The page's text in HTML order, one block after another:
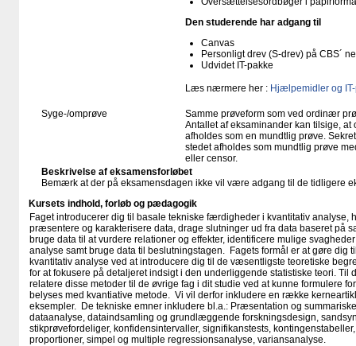
Den studerende har adgang til
Canvas
Personligt drev (S-drev) på CBS´
Udvidet IT-pakke
Læs nærmere her : Hjælpemidler og
Syge-/omprøve
Samme prøveform som ved ordinær
Antallet af eksaminander kan tilsige,
afholdes som en mundtlig prøve.
stedet afholdes som mundtlig prøve
eller censor.
Beskrivelse af eksamensforløbet
Bemærk at der på eksamensdagen ikke vil være adgang til de tidligere
Kursets indhold, forløb og pædagogik
Faget introducerer dig til basale tekniske færdigheder i kvantitativ analyse,
præsentere og karakterisere data, drage slutninger ud fra data baseret på
bruge data til at vurdere relationer og effekter, identificere mulige
analyse samt bruge data til beslutningstagen. Fagets formål er at gøre dig
kvantitativ analyse ved at introducere dig til de væsentligste teoretiske
for at fokusere på detaljeret indsigt i den underliggende statistiske teori. Til
relatere disse metoder til de øvrige fag i dit studie ved at kunne formulere
belyses med kvantiative metode. Vi vil derfor inkludere en række
eksempler. De tekniske emner inkludere bl.a.: Præsentation og
dataanalyse, dataindsamling og grundlæggende forskningsdesign,
stikprøvefordeliger, konfidensintervaller, signifikanstests,
proportioner, simpel og multiple regressionsanalyse, variansanalyse.